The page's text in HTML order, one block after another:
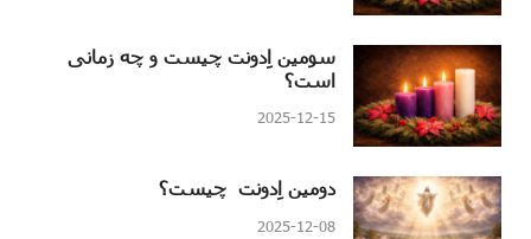
سومین اِدونت چیست و چه زمانی
است؟
2025-12-15
دومین اِدونت چیست؟
2025-12-08